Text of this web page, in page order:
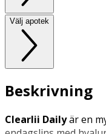
Välj apotek
Beskrivning
Clearlii Dailyär en